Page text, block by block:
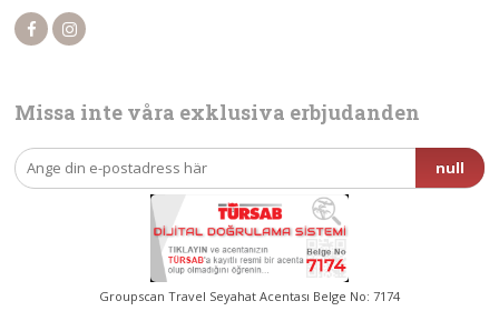
Missa inte våra exklusiva erbjudanden
Groupscan Travel Seyahat Acentası Belge No: 7174